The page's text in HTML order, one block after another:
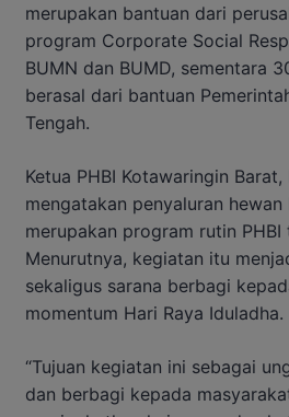
merupakan bantuan dari
program Corporate Social
BUMN dan BUMD, sementara
berasal dari bantuan
Tengah.
Ketua PHBI Kotawaringin
mengatakan penyaluran
merupakan program rutin PHBI
Menurutnya, kegiatan itu
sekaligus sarana berbagi
momentum Hari Raya Iduladha.
“Tujuan kegiatan ini sebagai
dan berbagi kepada